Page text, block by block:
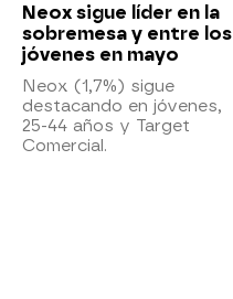
Neox sigue líder en la
sobremesa y entre los
jóvenes en mayo
Neox (1,7%) sigue
destacando en jóvenes,
25-44 años y Target
Comercial.